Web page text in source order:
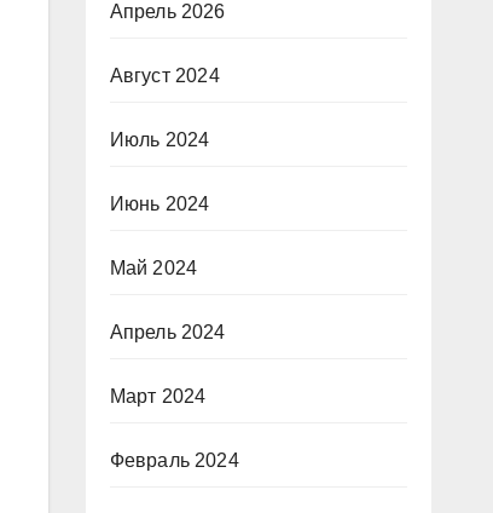
Апрель 2026
Август 2024
Июль 2024
Июнь 2024
Май 2024
Апрель 2024
Март 2024
Февраль 2024